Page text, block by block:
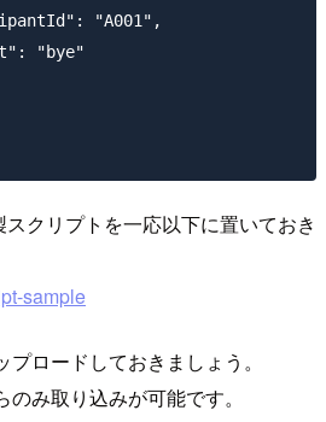
"A001",
"bye"
クリプトを一応以下に置いておき
sample
ロードしておきましょう。
み取り込みが可能です。